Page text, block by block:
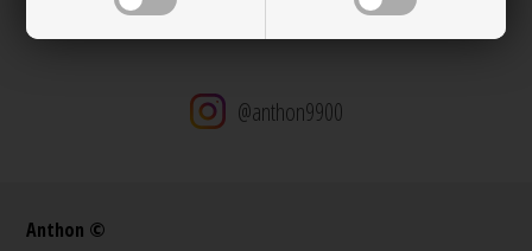
@anthon9900
Anthon ©